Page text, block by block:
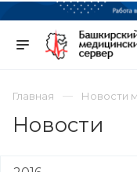
Главная Новости
Новости